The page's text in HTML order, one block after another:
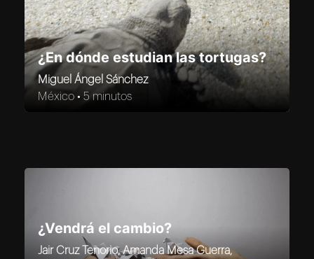
¿En dónde estudian las tortugas?
Miguel Ángel Sánchez
México •5 minutos
¿Vendrá el cambio?
Jair Cruz Tenorio, Amanda Mesa Guerra,